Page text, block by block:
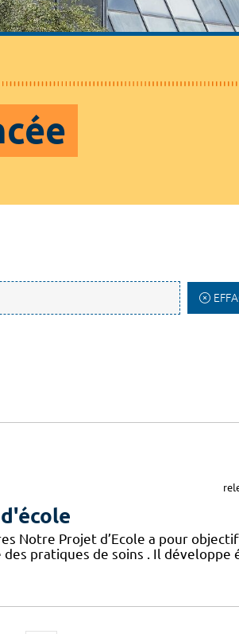
Notre Projet d’Ecole a pour
pratiques de soins . Il développe